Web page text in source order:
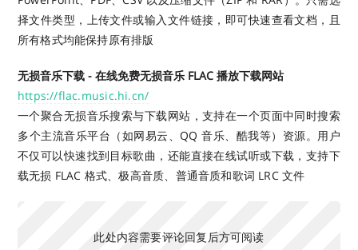
择文件类型，上传文件或输入文件链接，即可快速查看文档，且
所有格式均能保持原有排版
无损音乐下载 - 在线免费无损音乐 FLAC 播放下载网站
https://flac.music.hi.cn/
一个聚合无损音乐搜索与下载网站，支持在一个页面中同时搜索
多个主流音乐平台（如网易云、QQ 音乐、酷我等）资源。用户
不仅可以快速找到目标歌曲，还能直接在线试听或下载，支持下
载无损 FLAC 格式、极高音质、普通音质和歌词 LRC 文件
此处内容需要评论回复后方可阅读